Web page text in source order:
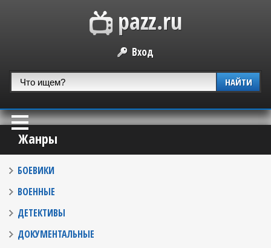
Вход
НАЙТИ
Жанры
БОЕВИКИ
ВОЕННЫЕ
ДЕТЕКТИВЫ
ДОКУМЕНТАЛЬНЫЕ